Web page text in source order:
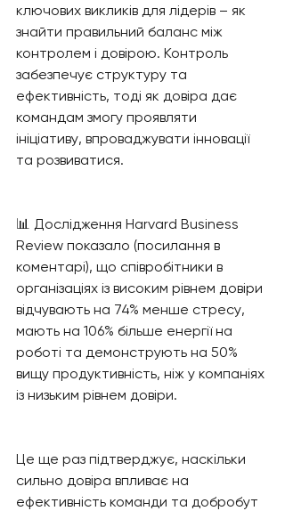
ключових викликів для лідерів – як
знайти правильний баланс між
контролем і довірою. Контроль
забезпечує структуру та
ефективність, тоді як довіра дає
командам змогу проявляти
ініціативу, впроваджувати інновації
та розвиватися.
📊 Дослідження Harvard Business
Review показало (посилання в
коментарі), що співробітники в
організаціях із високим рівнем довіри
відчувають на 74% менше стресу,
мають на 106% більше енергії на
роботі та демонструють на 50%
вищу продуктивність, ніж у компаніях
із низьким рівнем довіри.
Це ще раз підтверджує, наскільки
сильно довіра впливає на
ефективність команди та добробут